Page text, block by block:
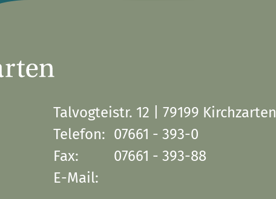
Talvogteistr. 12 | 79199 Kirchzarten
Telefon: 07661 - 393-0
Fax:
07661 - 393-88
E-Mail: